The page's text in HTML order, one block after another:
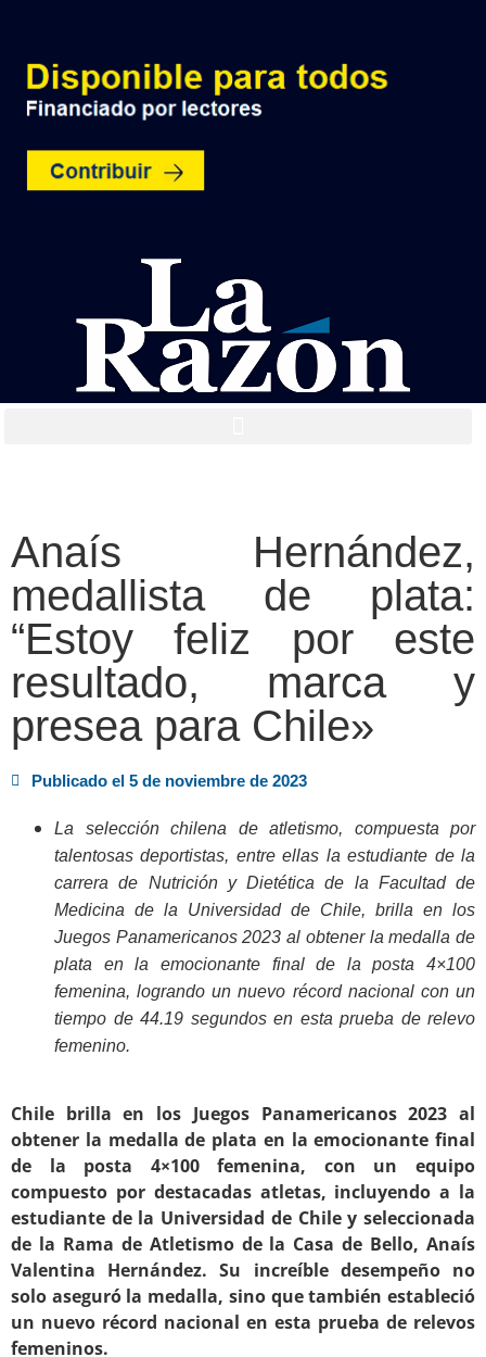
Anaís Hernández,
medallista de plata:
“Estoy feliz por este
resultado, marca y
presea para Chile»
Publicado el 5 de noviembre de 2023
La selección chilena de atletismo, compuesta por
talentosas deportistas, entre ellas la estudiante de la
carrera de Nutrición y Dietética de la Facultad de
Medicina de la Universidad de Chile, brilla en los
Juegos Panamericanos 2023 al obtener la medalla de
plata en la emocionante final de la posta 4×100
femenina, logrando un nuevo récord nacional con un
tiempo de 44.19 segundos en esta prueba de relevo
femenino.
Chile brilla en los Juegos Panamericanos 2023 al
obtener la medalla de plata en la emocionante final
de la posta 4×100 femenina, con un equipo
compuesto por destacadas atletas, incluyendo a la
estudiante de la Universidad de Chile y seleccionada
de la Rama de Atletismo de la Casa de Bello, Anaís
Valentina Hernández. Su increíble desempeño no
solo aseguró la medalla, sino que también estableció
un nuevo récord nacional en esta prueba de relevos
femeninos.